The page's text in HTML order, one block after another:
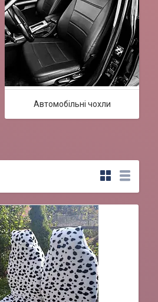
Автомобільні чохли